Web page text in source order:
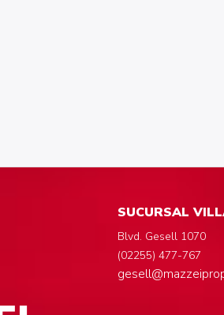
SUCURSAL
Blvd. Gesell 1070
(02255) 477-767